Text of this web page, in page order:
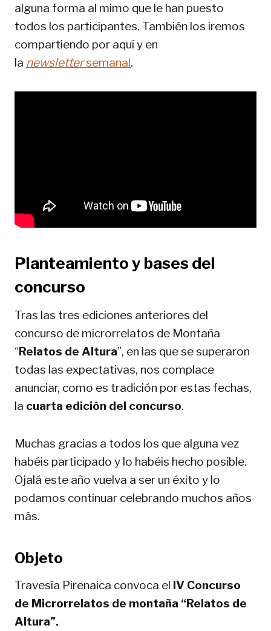
alguna forma al mimo que le han puesto
todos los participantes. También los iremos
compartiendo por aquí y en
la newslettersemanal.
Planteamiento y bases del
concurso
Tras las tres ediciones anteriores del
concurso de microrrelatos de Montaña
“Relatos de Altura”, en las que se superaron
todas las expectativas, nos complace
anunciar, como es tradición por estas fechas,
la cuarta edición del concurso.
Muchas gracias a todos los que alguna vez
habéis participado y lo habéis hecho posible.
Ojalá este año vuelva a ser un éxito y lo
podamos continuar celebrando muchos años
más.
Objeto
Travesía Pirenaica convoca el IV Concurso
de Microrrelatos de montaña “Relatos de
Altura”.